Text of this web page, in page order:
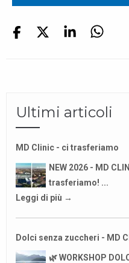
Ultimi articoli
MD Clinic - ci trasferiamo
NEW 2026 - MD
trasferiamo! ...
Leggi di più →
Dolci senza zuccheri - MD
🌿 WORKSHOP